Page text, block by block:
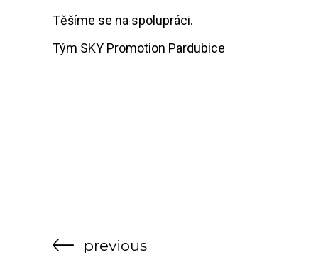
Těšíme se na spolupráci.
Tým SKY Promotion Pardubice
previous